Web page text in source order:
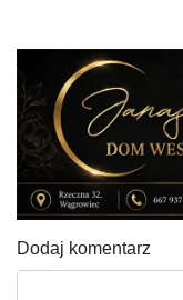
Dodaj komentarz
Tekst komentarza